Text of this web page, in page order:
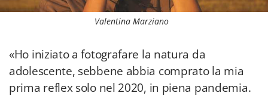
Valentina Marziano
«Ho iniziato a fotografare la natura da
adolescente, sebbene abbia comprato la mia
prima reflex solo nel 2020, in piena pandemia.